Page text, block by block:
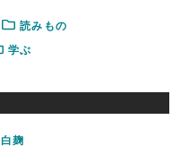
読みもの
学ぶ
白麹